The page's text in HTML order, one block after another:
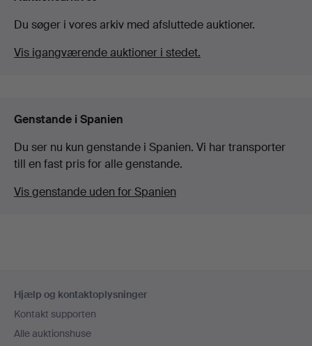
Du søger i vores arkiv med afsluttede auktioner.
Vis igangværende auktioner i stedet.
Genstande i Spanien
Du ser nu kun genstande i Spanien. Vi har transporter
till en fast pris for alle genstande.
Vis genstande uden for Spanien
Hjælp og kontaktoplysninger
Kontakt supporten
Alle auktionshuse